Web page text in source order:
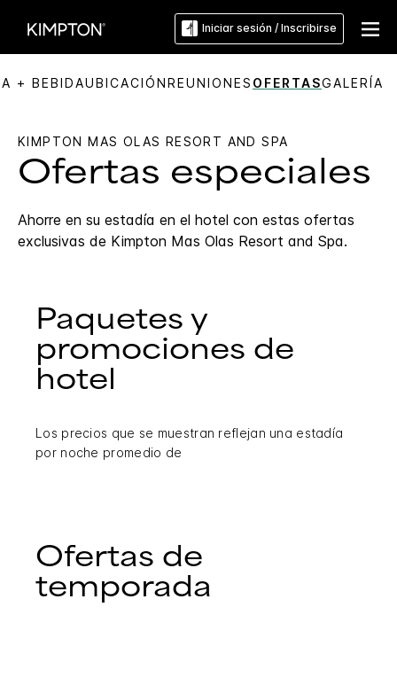
Iniciar sesión / Inscribirse
+ BEBIDAUBICACIÓNREUNIONES OFERTASGALERÍA
KIMPTON MAS OLAS RESORT AND SPA
Ofertas especiales
Ahorre en su estadía en el hotel con estas ofertas
exclusivas de Kimpton Mas Olas Resort and Spa.
Paquetes y
promociones de
hotel
Los precios que se muestran reflejan una estadía
por noche promedio de
Ofertas de
temporada